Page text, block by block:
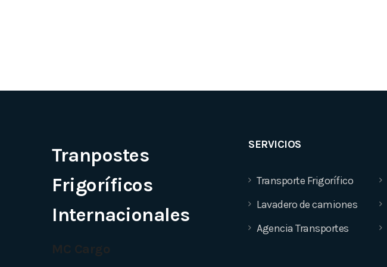
Tranpostes
Frigoríficos
Internacionales
MC Cargo
SERVICIOS
Transporte Frigorífico
Lavadero de camiones
Agencia Transportes